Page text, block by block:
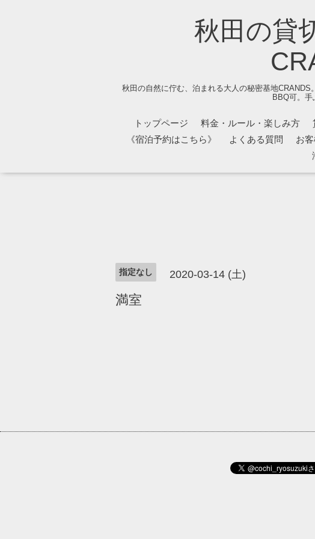
秋田の貸
秋田の自然に佇む、泊まれる大人の秘密基地
BBQ可。手
トップページ 料金・ルール・楽しみ方
《宿泊予約はこちら》
よくある質問 お
指定なし 2020-03-14 (土)
満室